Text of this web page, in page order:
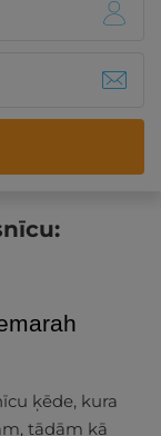
ķēde, kura
tādām kā